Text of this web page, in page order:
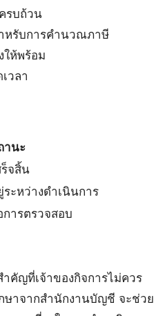
รบถ้วน
หรับการคำนวณภาษี
ให้พร้อม
วลา
านะ
ร็จสิ้น
ระหว่างดำเนินการ
การตรวจสอบ
ำคัญที่เจ้าของกิจการไม่ควร
ษาจากสำนักงานบัญชี จะช่วย